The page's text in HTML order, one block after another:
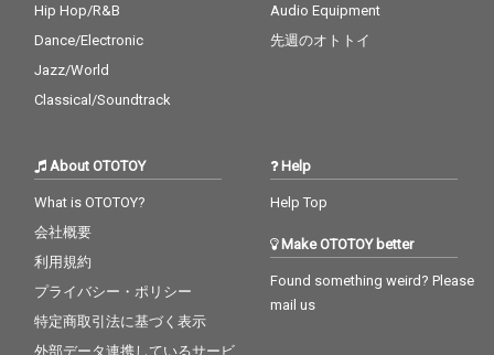
Hip Hop/R&B
Dance/Electronic
Jazz/World
Classical/Soundtrack
Audio Equipment
先週のオトトイ
About OTOTOY
What is OTOTOY?
会社概要
利用規約
プライバシー・ポリシー
特定商取引法に基づく表示
外部データ連携しているサービ
Help
Help Top
Make OTOTOY better
Found something weird? Please
mail us